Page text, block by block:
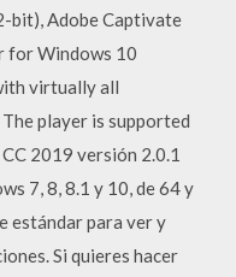
bit), Adobe Captivate
for Windows 10
virtually all
player is supported
2019 versión 2.0.1
7, 8, 8.1 y 10, de 64 y
estándar para ver y
Si quieres hacer